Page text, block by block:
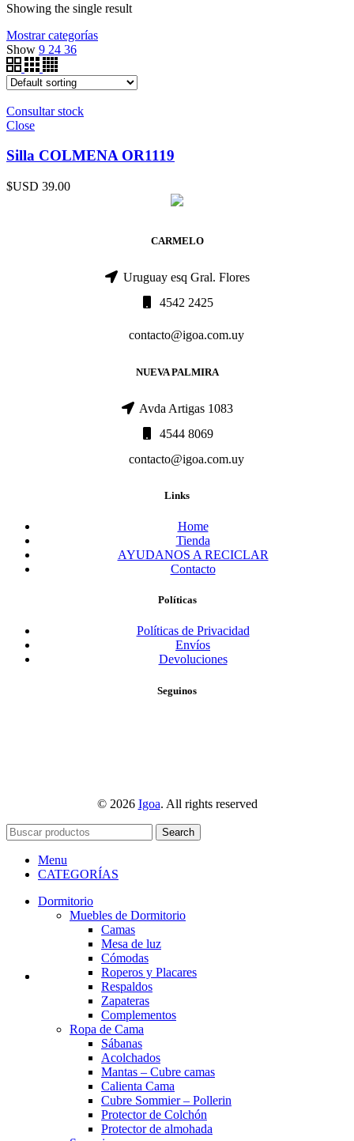
Showing the single result
Mostrar categorías
Show 9 24 36
Consultar stock
Close
Silla COLMENA OR1119
$USD 39.00
CARMELO
Uruguay esq Gral. Flores
4542 2425
contacto@igoa.com.uy
NUEVA PALMIRA
Avda Artigas 1083
4544 8069
contacto@igoa.com.uy
Links
Home
Tienda
AYUDANOS A RECICLAR
Contacto
Políticas
Políticas de Privacidad
Envíos
Devoluciones
Seguinos
© 2026 Igoa. All rights reserved
Search
Menu
CATEGORÍAS
Dormitorio
Muebles de Dormitorio
Camas
Mesa de luz
Cómodas
Roperos y Placares
Respaldos
Zapateras
Complementos
Ropa de Cama
Sábanas
Acolchados
Mantas – Cubre camas
Calienta Cama
Cubre Sommier – Pollerin
Protector de Colchón
Protector de almohada